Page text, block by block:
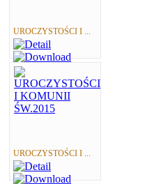
UROCZYSTOŚCI I ...
UROCZYSTOŚCI I ...